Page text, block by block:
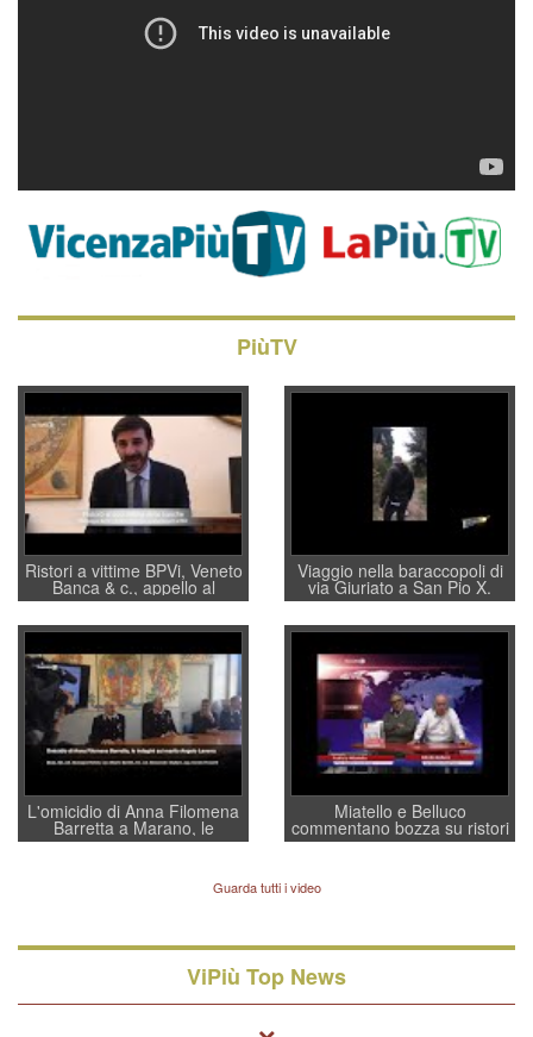
PiùTV
Ristori a vittime BPVi, Veneto
Banca & c., appello al
sottosegretario Alessio
Villarosa: per mettere ordine
convochi con Di Maio CNCU
a supporto della cabina di
regia al Mef
Viaggio nella baraccopoli di
via Giuriato a San Pio X.
Vicenza ai Vicentini: “faremo
un regalo di Natale ai
residenti”
L'omicidio di Anna Filomena
Barretta a Marano, le
indagini dei carabinieri di
quelle di... Barbara D'Urso
Miatello e Belluco
commentano bozza su ristori
BPVi e Veneto Banca
Guarda tutti i video
ViPiù Top News